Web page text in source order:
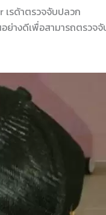
เรด้าตรวจจับปลวก
างดีเพื่อสามารถตรวจ